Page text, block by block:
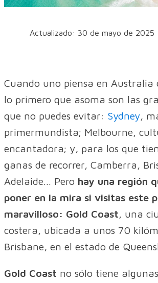
Actualizado: 30 de mayo de 2025
Cuando uno piensa en Australia
lo primero que asoma son las
que no puedes evitar: Sydney,
primermundista; Melbourne,
encantadora; y, para los que
ganas de recorrer, Camberra,
Adelaide... Pero hay una región
poner en la mira si visitas este
maravilloso: Gold Coast, una
costera, ubicada a unos 70
Brisbane, en el estado de
Gold Coast no sólo tiene